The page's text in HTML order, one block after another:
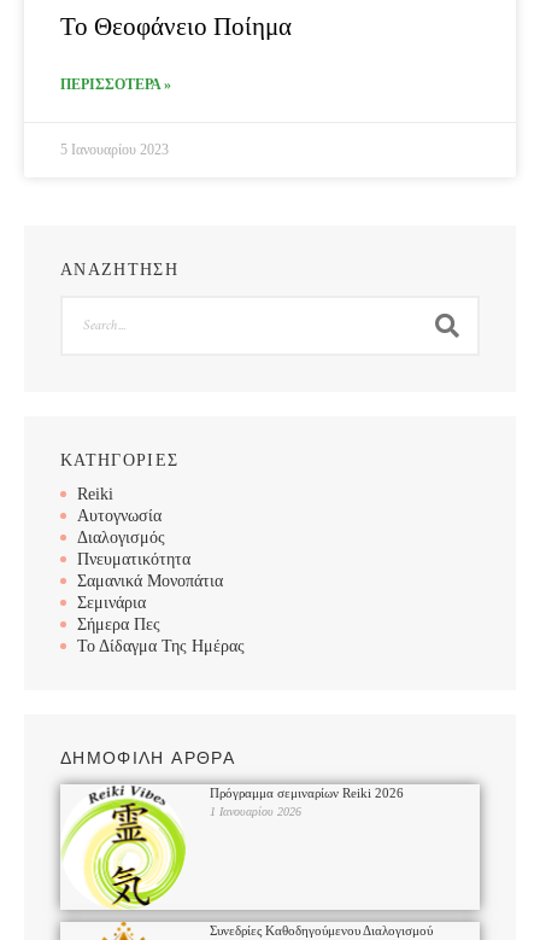
Το Θεοφάνειο Ποίημα
ΠΕΡΙΣΣΟΤΕΡΑ »
5 Ιανουαρίου 2023
ΑΝΑΖΗΤΗΣΗ
ΚΑΤΗΓΟΡΙΕΣ
Reiki
Αυτογνωσία
Διαλογισμός
Πνευματικότητα
Σαμανικά Μονοπάτια
Σεμινάρια
Σήμερα Πες
Το Δίδαγμα Της Ημέρας
ΔΗΜΟΦΙΛΗ ΑΡΘΡΑ
Πρόγραμμα σεμιναρίων Reiki 2026
1 Ιανουαρίου 2026
Συνεδρίες Καθοδηγούμενου Διαλογισμού